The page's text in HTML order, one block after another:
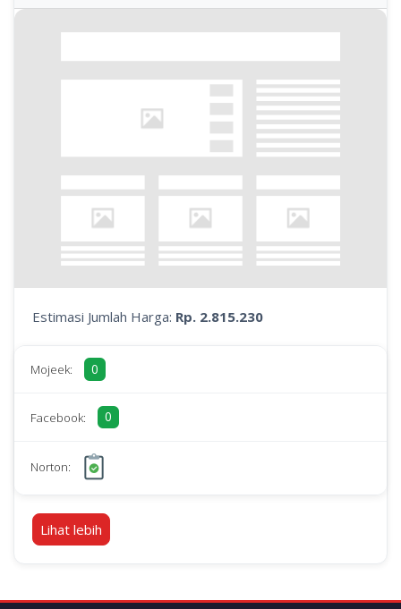
Estimasi Jumlah Harga: Rp. 2.815.230
Mojeek: 0
Facebook: 0
Norton:
Lihat lebih